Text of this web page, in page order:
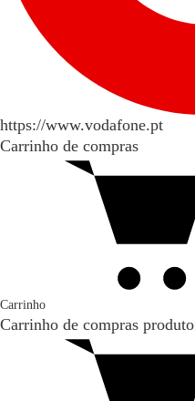
https://www.vodafone.pt
Carrinho de compras
Carrinho
Carrinho de compras produto